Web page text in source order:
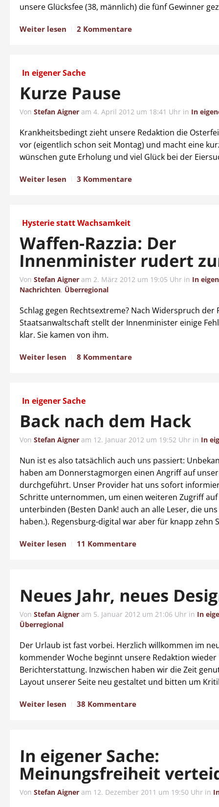
unsere Glücksfee (38, männlich) die fünf Gewinner
Weiter lesen 2 Kommentare
In eigener Sache
Kurze Pause
Von Stefan Aigner am 4. April 2012 um 18:41 Uhr in In
Krankheitsbedingt zieht unsere Redaktion die
vor (eigentlich schon seit Montag) und macht eine
wünschen gute Erholung und viel Glück bei der
Weiter lesen 3 Kommentare
Hysterie statt Wachsamkeit
Waffen-Razzia: Der
Innenminister rudert
Von Stefan Aigner am 2. März 2012 um 19:05 Uhr in In
Nachrichten, Überregional
Schlag gegen Rechtsextreme? Nach Widerspruch der
Staatsanwaltschaft stellt der Innenminister einige
klar. Sie kamen von ihm.
Weiter lesen 8 Kommentare
In eigener Sache
Back nach dem Hack
Von Stefan Aigner am 12. Januar 2012 um 19:52 Uhr in In
Nun ist es also tatsächlich auch uns passiert:
haben am Donnerstagmorgen einen Angriff auf
durchgeführt. Unser Provider hat uns sofort
Schritte unternommen, um einen weiteren Zugriff auf
unterbinden (Besten Dank! auch an alle Leser, die
haben.). Regensburg-digital war aber für knapp zehn
Weiter lesen 11 Kommentare
Neues Jahr, neues
Von Stefan Aigner am 5. Januar 2012 um 21:06 Uhr in In
Überregional
Der Urlaub ist fast vorbei. Herzlich willkommen im
kommender Woche beginnt unsere Redaktion
Berichterstattung. Inzwischen haben wir die Zeit
Layout unserer Seite neu gestaltet und bitten um
Weiter lesen 38 Kommentare
In eigener Sache:
Meinungsfreiheit
Von Stefan Aigner am 12. Dezember 2011 um 19:50 Uhr in